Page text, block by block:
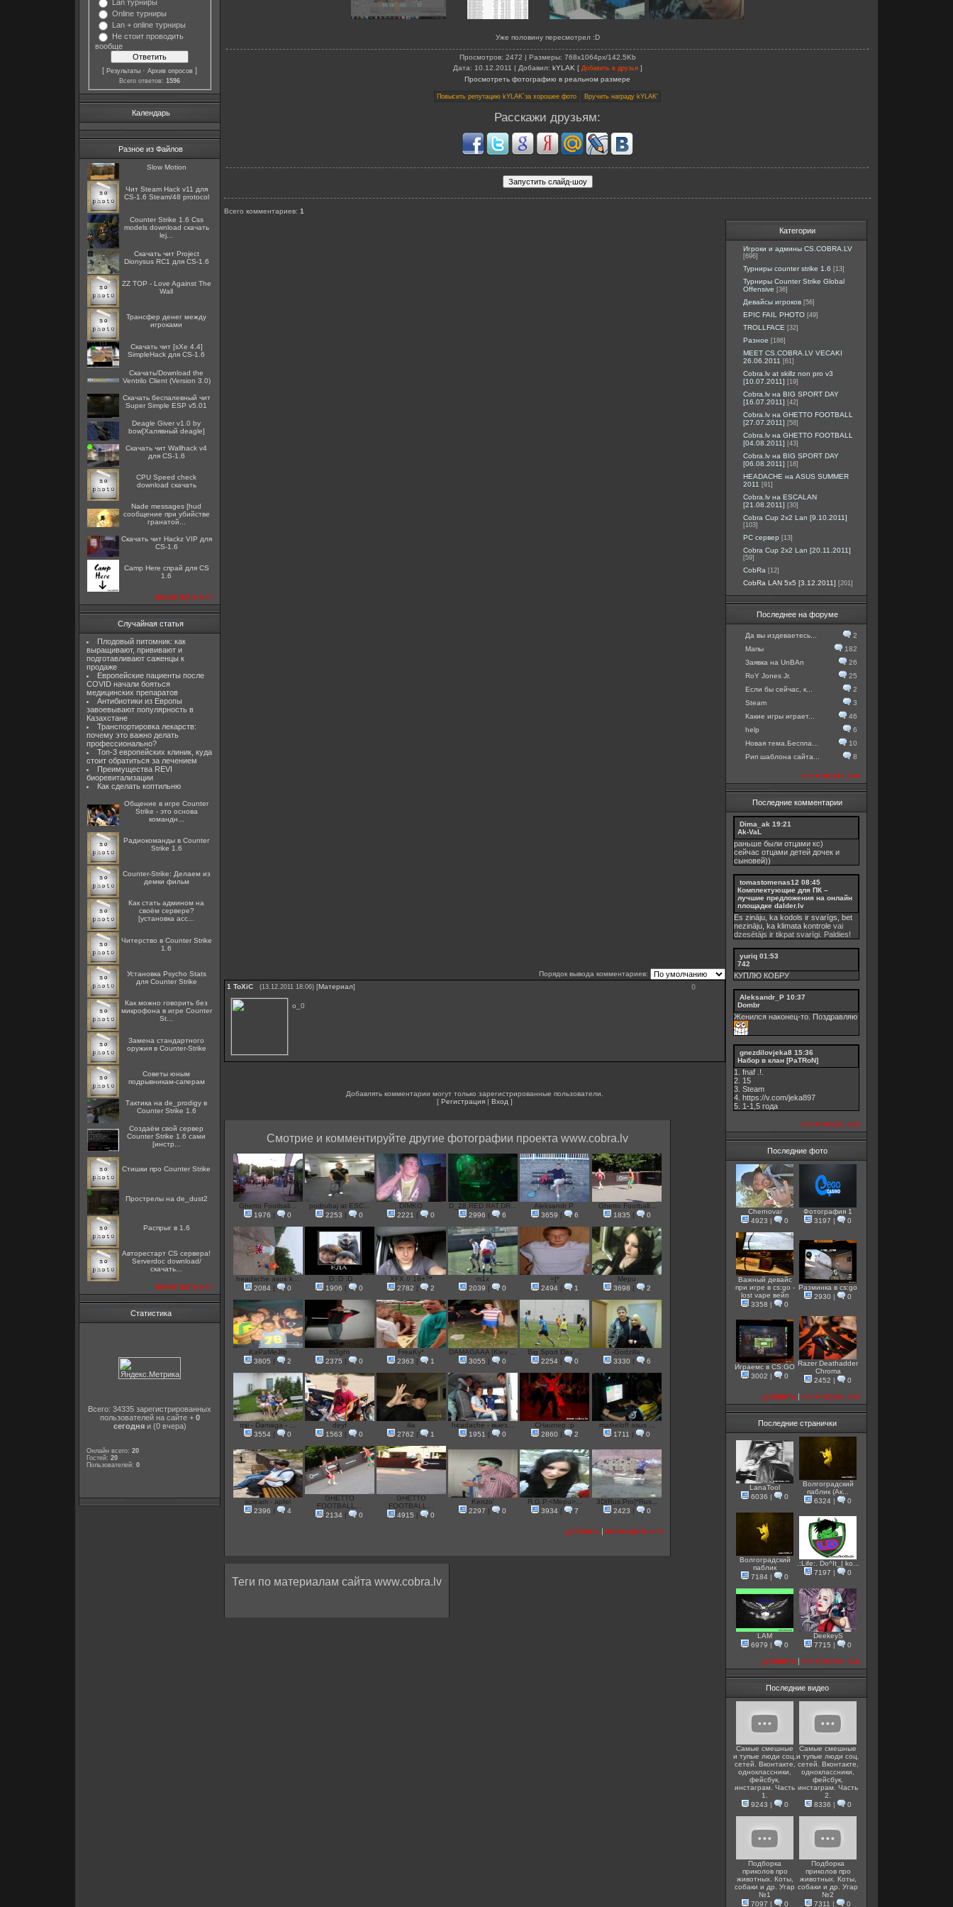
Lan турниры
Online турниры
Lan + online турниры
Не стоит проводить
вообще
[ Результаты · Архив опросов ]
Всего ответов: 1596
Календарь
Разное из Файлов
Slow Motion
Чит Steam Hack v11 для
CS-1.6 Steam/48 protocol
Counter Strike 1.6 Css
models download скачать
lej...
Скачать чит Project
Dionysus RC1 для CS-1.6
ZZ TOP - Love Against The
Wall
Трансфер денег между
игроками
Скачать чит [sXe 4.4]
SimpleHack для CS-1.6
Скачать/Download the
Ventrilo Client (Version 3.0)
Скачать беспалевный чит
Super Simple ESP v5.01
Deagle Giver v1.0 by
bow[Халявный deagle]
Скачать чит Wallhack v4
для CS-1.6
CPU Speed check
download скачать
Nade messages [hud
сообщение при убийстве
гранатой...
Скачать чит Hackz VIP для
CS-1.6
Camp Here спрай для CS
1.6
посмотреть все
Случайная статья
Плодовый питомник: как
выращивают, прививают и
подготавливают саженцы к
продаже
Европейские пациенты после
COVID начали бояться
медицинских препаратов
Антибиотики из Европы
завоевывают популярность в
Казахстане
Транспортировка лекарств:
почему это важно делать
профессионально?
Топ-3 европейских клиник, куда
стоит обратиться за лечением
Преимущества REVI
биоревитализации
Как сделать коптильню
Общение в игре Counter
Strike - это основа
командн...
Радиокоманды в Counter
Strike 1.6
Counter-Strike: Делаем из
демки фильм
Как стать админом на
своём сервере?
[установка acc...
Читерство в Counter Strike
1.6
Установка Psycho Stats
для Counter Strike
Как можно говорить без
микрофона в игре Counter
St...
Замена стандартного
оружия в Counter-Strike
Советы юным
подрывникам-саперам
Тактика на de_prodigy в
Counter Strike 1.6
Создаём свой сервер
Counter Strike 1.6 сами
[инстр...
Стишки про Counter Strike
Прострелы на de_dust2
Распрыг в 1.6
Авторестарт CS сервера!
Serverdoc download/
скачать...
посмотреть все
Статистика
Всего: 34335 зарегистрированных
пользователей на сайте + 0
сегодняи (0 вчера)
Онлайн всего: 20
Гостей: 20
Пользователей: 0
Уже половину пересмотрел :D
Просмотров: 2472 | Размеры: 768x1064px/142.5Kb
Дата: 10.12.2011 | Добавил: kYLAK[ Добавить в друзья]
Просмотреть фотографию в реальном размере
Расскажи друзьям:
Всего комментариев: 1
Порядок вывода комментариев:
0
1 ToXiC (13.12.2011 18:06) [Материал]
o_0
Добавлять комментарии могут только зарегистрированные пользователи.
[ Регистрация Вход ]
Смотрие и комментируйте другие фотографии проекта www.cobra.lv
Ghetto Football...
1976
0
podrubaj at ESC...
2253
0
DIMKO
2221
0
D_28,RED RAT,DR...
2996
6
Aleksandr P.
3659
6
Ghetto Football...
1835
0
headache asus k...
2084
0
:D :D :D
1906
0
XFX // 18+™
2782
2
m1x
2039
0
=]*
2494| 1
Mepu
3698
2
KaPaMeJIb
3805
2
fri3ght
2375
0
FreaKy*
2363
1
DAMAGAAA [Kiev ...
3055
0
Big Sport Day ...
2254| 0
-Godzilla-
3330
6
osi - Damaga - ...
3554
0
deyf
1563
0
ilia
2762
1
headache - выез...
1951
0
СНаunep :p
2860
2
markeloff asus ...
1711
0
scream - apfel
2396
4
GHETTO
FOOTBALL...
2134
0
GHETTO
FOOTBALL...
4915
0
Kenzo'
2297
0
R.G.P.<Mepu>...
3934| 7
3D[Rus.Pro]*Rus...
2423
0
добавить посмотреть все
Теги по материалам сайта www.cobra.lv
Категории
Игроки и админы CS.COBRA.LV
[696]
Турниры counter strike 1.6 [13]
Турниры Counter Strike Global
Offensive [36]
Девайсы игроков [56]
EPIC FAIL PHOTO [49]
TROLLFACE [32]
Разное [186]
MEET CS.COBRA.LV VECAKI
26.06.2011 [61]
Cobra.lv at skillz non pro v3
[10.07.2011] [19]
Cobra.lv на BIG SPORT DAY
[16.07.2011] [42]
Cobra.lv на GHETTO FOOTBALL
[27.07.2011] [58]
Cobra.lv на GHETTO FOOTBALL
[04.08.2011] [43]
Cobra.lv на BIG SPORT DAY
[06.08.2011] [18]
HEADACHE на ASUS SUMMER
2011 [91]
Cobra.lv на ESCALAN
[21.08.2011] [30]
Cobra Cup 2x2 Lan [9.10.2011]
[103]
PC сервер [13]
Cobra Cup 2x2 Lan [20.11.2011]
[59]
CobRa [12]
CobRa LAN 5x5 [3.12.2011] [201]
Последнее на форуме
Да вы издеваетесь...
2
Мапы
182
Заявка на UnBAn
26
RoY Jones Jr.
25
Если бы сейчас, к...
2
Steam
3
Какие игры играет...
46
help
6
Новая тема.Беспла...
10
Рип шаблона сайта...
8
посмотреть все
Последние комментарии
Dima_ak 19:21
Ak-VaL
раньше были отцами кс)
сейчас отцами детей дочек и
сыновей))
tomastomenas12 08:45
Комплектующие для ПК –
лучшие предложения на онлайн
площадке dalder.lv
Es zināju, ka kodols ir svarīgs, bet
nezināju, ka klimata kontrole vai
dzesētājs ir tikpat svarīgi. Paldies!
yuriq 01:53
742
КУПЛЮ КОБРУ
Aleksandr_P 10:37
Dombr
Женился наконец-то. Поздравляю
gnezdilovjeka8 15:36
Набор в клан [PaTRoN]
1. fnaf .!.
2. 15
3. Steam
4. https://v.com/jeka897
5. 1-1,5 годa
посмотреть все
Последние фото
Chernovar
4923
0
Фотография 1
3197
0
Важный девайс
при игре в cs:go -
lost vape вейп
3358
0
Разминка в cs:go
2930
0
Играемс в CS:GO
3002
0
Razer Deathadder
Chroma
2452
0
добавить посмотреть все
Последние странички
LanaTool
6036
0
Волгоградский
паблик (Ак...
6324
0
Волгоградский
паблик
7184
0
.:Life:. Do^It_| ko...
7197
0
LAM
6979
0
DeekeyS
7715
0
добавить посмотреть все
Последние видео
Самые смешные
и тупые люди соц.
сетей. Вконтакте,
одноклассники,
фейсбук,
инстаграм. Часть
1.
9243
0
Самые смешные
и тупые люди соц.
сетей. Вконтакте,
одноклассники,
фейсбук,
инстаграм. Часть
2.
8336
0
Подборка
приколов про
животных. Коты,
собаки и др. Угар
№1
7097
0
Подборка
приколов про
животных. Коты,
собаки и др. Угар
№2
7311
0